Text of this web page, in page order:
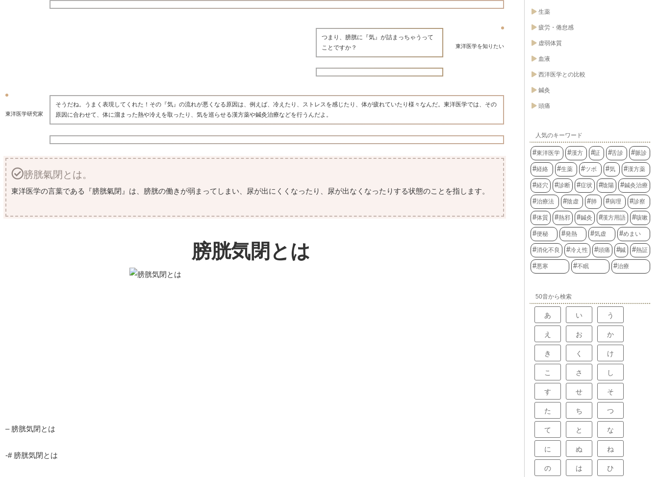
東洋医学を知りたい
つまり、膀胱に『気』が詰まっちゃうって
ことですか？
東洋医学研究家
そうだね。うまく表現してくれた！その『気』の流れが悪くなる原因は、例えば、冷えたり、ストレスを感じたり、体が疲れていたり様々なんだ。東洋医学では、その
原因に合わせて、体に溜まった熱や冷えを取ったり、気を巡らせる漢方薬や鍼灸治療などを行うんだよ。
膀胱氣閉とは。
東洋医学の言葉である『膀胱氣閉』は、膀胱の働きが弱まってしまい、尿が出にくくなったり、尿が出なくなったりする状態のことを指します。
膀胱気閉とは
– 膀胱気閉とは
-# 膀胱気閉とは
生薬
疲労・倦怠感
虚弱体質
血液
西洋医学との比較
鍼灸
頭痛
人気のキーワード
東洋医学 漢方 証 舌診 脈診
経絡 生薬 ツボ 気 漢方薬
経穴 診断 症状 陰陽 鍼灸治療
治療法 陰虚 肺 病理 診察
体質 熱邪 鍼灸 漢方用語 咳嗽
便秘 発熱 気虚 めまい
消化不良 冷え性 頭痛 鍼 熱証
悪寒 不眠 治療
50音から検索
あ い う
え お か
き く け
こ さ し
す せ そ
た ち つ
て と な
に ぬ ね
の は ひ